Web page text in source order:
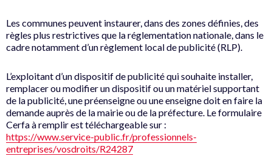
Les communes peuvent instaurer, dans des zones définies, des
règles plus restrictives que la réglementation nationale, dans le
cadre notamment d’un règlement local de publicité (RLP).
L’exploitant d’un dispositif de publicité qui souhaite installer,
remplacer ou modifier un dispositif ou un matériel supportant
de la publicité, une préenseigne ou une enseigne doit en faire la
demande auprès de la mairie ou de la préfecture. Le formulaire
Cerfa à remplir est téléchargeable sur :
https://www.service-public.fr/professionnels-
entreprises/vosdroits/R24287